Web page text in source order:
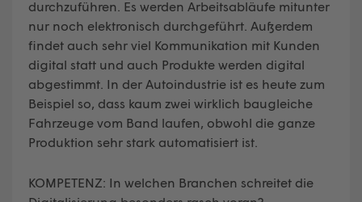
durchzuführen. Es werden Arbeitsabläufe mitunter
nur noch elektronisch durchgeführt. Außerdem
findet auch sehr viel Kommunikation mit Kunden
digital statt und auch Produkte werden digital
abgestimmt. In der Autoindustrie ist es heute zum
Beispiel so, dass kaum zwei wirklich baugleiche
Fahrzeuge vom Band laufen, obwohl die ganze
Produktion sehr stark automatisiert ist.
KOMPETENZ: In welchen Branchen schreitet die